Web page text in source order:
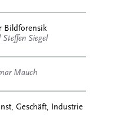
Bildforensik
Siegel
Mauch
Geschäft, Industrie